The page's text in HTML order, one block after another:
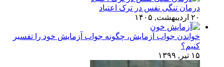
درمان تنگی نفس در ترک اعتیاد
۲۰ اردیبهشت, ۱۴۰۵
خواندن جواب آزمایش، چگونه جواب آزمایش خود را تفسیر
کنیم؟
۱۵ تیر, ۱۳۹۹